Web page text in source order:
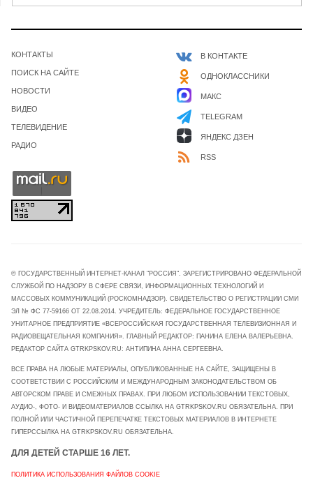
КОНТАКТЫ
ПОИСК НА САЙТЕ
НОВОСТИ
ВИДЕО
ТЕЛЕВИДЕНИЕ
РАДИО
В КОНТАКТЕ
ОДНОКЛАССНИКИ
МАКС
TELEGRAM
ЯНДЕКС ДЗЕН
RSS
© ГОСУДАРСТВЕННЫЙ ИНТЕРНЕТ-КАНАЛ "РОССИЯ". ЗАРЕГИСТРИРОВАНО ФЕДЕРАЛЬНОЙ
СЛУЖБОЙ ПО НАДЗОРУ В СФЕРЕ СВЯЗИ, ИНФОРМАЦИОННЫХ ТЕХНОЛОГИЙ И
МАССОВЫХ КОММУНИКАЦИЙ (РОСКОМНАДЗОР). СВИДЕТЕЛЬСТВО О РЕГИСТРАЦИИ СМИ
ЭЛ № ФС 77-59166 ОТ 22.08.2014. УЧРЕДИТЕЛЬ: ФЕДЕРАЛЬНОЕ ГОСУДАРСТВЕННОЕ
УНИТАРНОЕ ПРЕДПРИЯТИЕ «ВСЕРОССИЙСКАЯ ГОСУДАРСТВЕННАЯ ТЕЛЕВИЗИОННАЯ И
РАДИОВЕЩАТЕЛЬНАЯ КОМПАНИЯ». ГЛАВНЫЙ РЕДАКТОР: ПАНИНА ЕЛЕНА ВАЛЕРЬЕВНА.
РЕДАКТОР САЙТА GTRKPSKOV.RU: АНТИПИНА АННА СЕРГЕЕВНА.
ВСЕ ПРАВА НА ЛЮБЫЕ МАТЕРИАЛЫ, ОПУБЛИКОВАННЫЕ НА САЙТЕ, ЗАЩИЩЕНЫ В
СООТВЕТСТВИИ С РОССИЙСКИМ И МЕЖДУНАРОДНЫМ ЗАКОНОДАТЕЛЬСТВОМ ОБ
АВТОРСКОМ ПРАВЕ И СМЕЖНЫХ ПРАВАХ. ПРИ ЛЮБОМ ИСПОЛЬЗОВАНИИ ТЕКСТОВЫХ,
АУДИО-, ФОТО- И ВИДЕОМАТЕРИАЛОВ ССЫЛКА НА GTRKPSKOV.RU ОБЯЗАТЕЛЬНА. ПРИ
ПОЛНОЙ ИЛИ ЧАСТИЧНОЙ ПЕРЕПЕЧАТКЕ ТЕКСТОВЫХ МАТЕРИАЛОВ В ИНТЕРНЕТЕ
ГИПЕРССЫЛКА НА GTRKPSKOV.RU ОБЯЗАТЕЛЬНА.
ДЛЯ ДЕТЕЙ СТАРШЕ 16 ЛЕТ.
ПОЛИТИКА ИСПОЛЬЗОВАНИЯ ФАЙЛОВ COOKIE